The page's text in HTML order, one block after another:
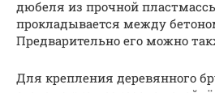
дюбеля из прочной
прокладывается между
Предварительно его можно
Для крепления деревянного